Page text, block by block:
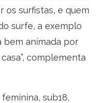
surfistas, e quem
surfe, a exemplo
bem animada por
complementa
sub18,